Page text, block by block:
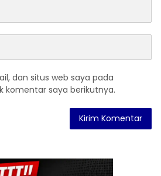
dan situs web saya pada
komentar saya berikutnya.